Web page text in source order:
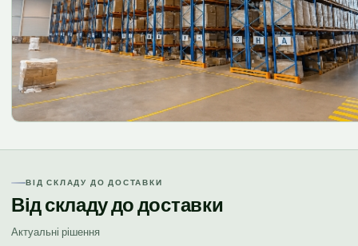
ВІД СКЛАДУ ДО ДОСТАВКИ
Від складу до доставки
Актуальні рішення